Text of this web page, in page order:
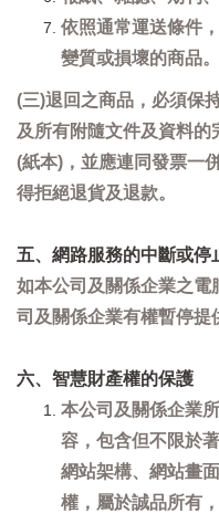
依照通常運送條件
變質或損壞的商品。
(三)退回之商品，必須保
及所有附隨文件及資料
(紙本)，並應連同發票一
得拒絕退貨及退款。
五、網路服務的中斷或停
如本公司及關係企業之電
司及關係企業有權暫停提
六、智慧財產權的保護
本公司及關係企業
容，包含但不限於
網站架構、網站畫
權，屬於誠品所有